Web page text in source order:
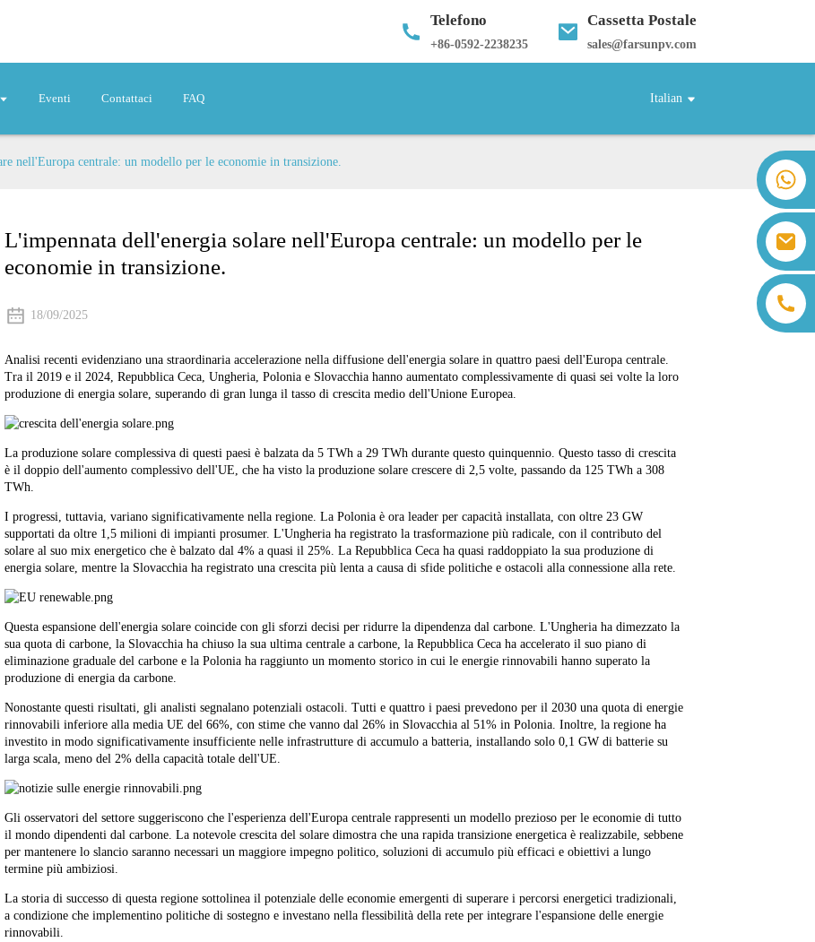
Telefono
+86-0592-2238235
Cassetta Postale
sales@farsunpv.com
Eventi Contattaci FAQ Italian
+86 18806057002 Sanborn Guo
sales@farsunpv.com
nell'Europa centrale: un modello per le economie in transizione.
L'impennata dell'energia solare nell'Europa centrale: un modello per le
economie in transizione.
18/09/2025
Analisi recenti evidenziano una straordinaria accelerazione nella diffusione dell'energia solare in quattro paesi dell'Europa centrale.
Tra il 2019 e il 2024, Repubblica Ceca, Ungheria, Polonia e Slovacchia hanno aumentato complessivamente di quasi sei volte la loro
produzione di energia solare, superando di gran lunga il tasso di crescita medio dell'Unione Europea.
La produzione solare complessiva di questi paesi è balzata da 5 TWh a 29 TWh durante questo quinquennio. Questo tasso di crescita
è il doppio dell'aumento complessivo dell'UE, che ha visto la produzione solare crescere di 2,5 volte, passando da 125 TWh a 308
TWh.
I progressi, tuttavia, variano significativamente nella regione. La Polonia è ora leader per capacità installata, con oltre 23 GW
supportati da oltre 1,5 milioni di impianti prosumer. L'Ungheria ha registrato la trasformazione più radicale, con il contributo del
solare al suo mix energetico che è balzato dal 4% a quasi il 25%. La Repubblica Ceca ha quasi raddoppiato la sua produzione di
energia solare, mentre la Slovacchia ha registrato una crescita più lenta a causa di sfide politiche e ostacoli alla connessione alla rete.
Questa espansione dell'energia solare coincide con gli sforzi decisi per ridurre la dipendenza dal carbone. L'Ungheria ha dimezzato la
sua quota di carbone, la Slovacchia ha chiuso la sua ultima centrale a carbone, la Repubblica Ceca ha accelerato il suo piano di
eliminazione graduale del carbone e la Polonia ha raggiunto un momento storico in cui le energie rinnovabili hanno superato la
produzione di energia da carbone.
Nonostante questi risultati, gli analisti segnalano potenziali ostacoli. Tutti e quattro i paesi prevedono per il 2030 una quota di energie
rinnovabili inferiore alla media UE del 66%, con stime che vanno dal 26% in Slovacchia al 51% in Polonia. Inoltre, la regione ha
investito in modo significativamente insufficiente nelle infrastrutture di accumulo a batteria, installando solo 0,1 GW di batterie su
larga scala, meno del 2% della capacità totale dell'UE.
Gli osservatori del settore suggeriscono che l'esperienza dell'Europa centrale rappresenti un modello prezioso per le economie di tutto
il mondo dipendenti dal carbone. La notevole crescita del solare dimostra che una rapida transizione energetica è realizzabile, sebbene
per mantenere lo slancio saranno necessari un maggiore impegno politico, soluzioni di accumulo più efficaci e obiettivi a lungo
termine più ambiziosi.
La storia di successo di questa regione sottolinea il potenziale delle economie emergenti di superare i percorsi energetici tradizionali,
a condizione che implementino politiche di sostegno e investano nella flessibilità della rete per integrare l'espansione delle energie
rinnovabili.